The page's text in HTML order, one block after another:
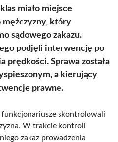
miało miejsce
który
sądowego zakazu.
podjęli interwencję po
prędkości. Sprawa została
a kierujący
prawne.
funkcjonariusze skontrolowali
W trakcie kontroli
zakaz prowadzenia